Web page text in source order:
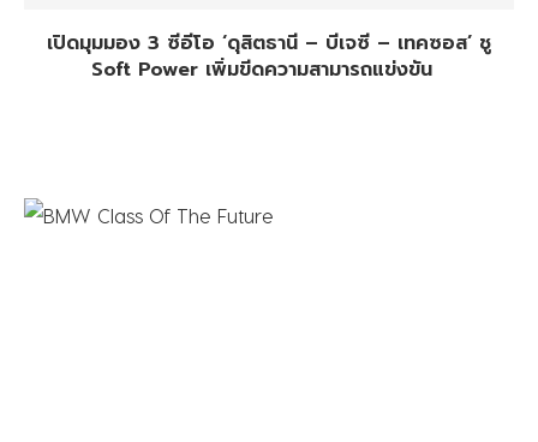
เปิดมุมมอง 3 ซีอีโอ ‘ดุสิตธานี – บีเจซี – เทคซอส’ ชู
Soft Power เพิ่มขีดความสามารถแข่งขัน